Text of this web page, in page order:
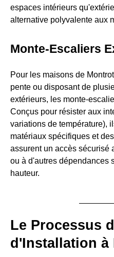
espaces intérieurs
alternative polyvalente aux
Monte-Escaliers
Pour les maisons de
pente ou disposant de
extérieurs, les monte-
Conçus pour résister aux
variations de température),
matériaux spécifiques et
assurent un accès sécurisé
ou à d'autres dépendances
hauteur.
Le Processus
d'Installation à